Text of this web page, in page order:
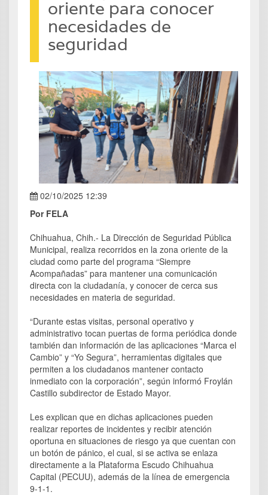
oriente para conocer
necesidades de
seguridad
02/10/2025 12:39
Por FELA
Chihuahua, Chih.- La Dirección de Seguridad Pública
Municipal, realiza recorridos en la zona oriente de la
ciudad como parte del programa “Siempre
Acompañadas” para mantener una comunicación
directa con la ciudadanía, y conocer de cerca sus
necesidades en materia de seguridad.
“Durante estas visitas, personal operativo y
administrativo tocan puertas de forma periódica donde
también dan información de las aplicaciones “Marca el
Cambio” y “Yo Segura”, herramientas digitales que
permiten a los ciudadanos mantener contacto
inmediato con la corporación”, según informó Froylán
Castillo subdirector de Estado Mayor.
Les explican que en dichas aplicaciones pueden
realizar reportes de incidentes y recibir atención
oportuna en situaciones de riesgo ya que cuentan con
un botón de pánico, el cual, si se activa se enlaza
directamente a la Plataforma Escudo Chihuahua
Capital (PECUU), además de la línea de emergencia
9-1-1.